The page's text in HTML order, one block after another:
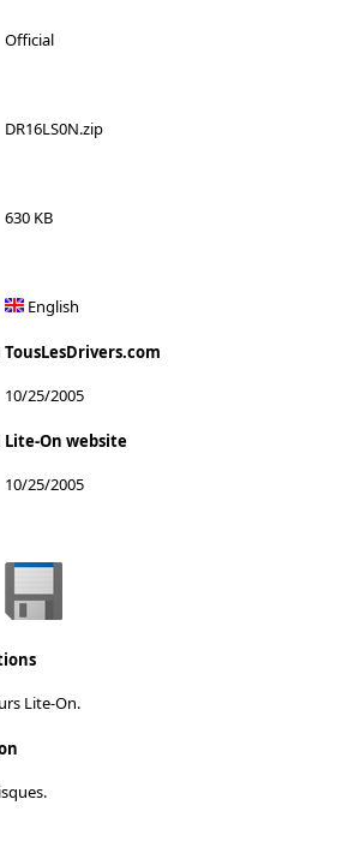
Official
DR16LS0N.zip
630 KB
English
10/25/2005
On website
10/25/2005
Lite-On.